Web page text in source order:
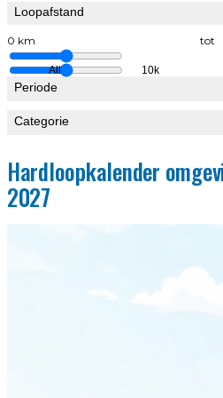
Loopafstand
0 km tot
All 10k
Periode
Categorie
Hardloopkalender
2027